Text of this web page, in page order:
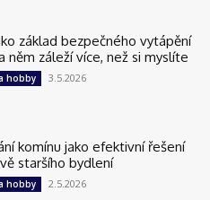
základ bezpečného vytápění
něm záleží více, než si myslíte
hobby 3.5.2026
komínu jako efektivní řešení
staršího bydlení
hobby 2.5.2026